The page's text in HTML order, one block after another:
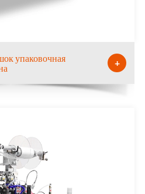
упаковочная
+